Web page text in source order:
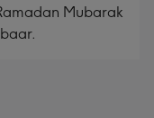
Mubarak